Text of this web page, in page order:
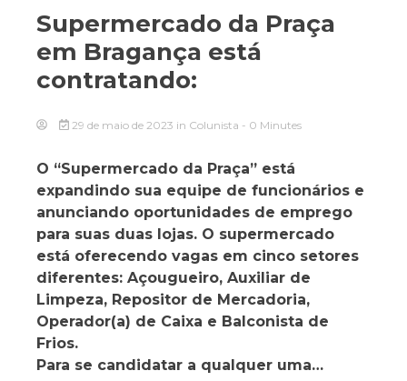
Supermercado da Praça
em Bragança está
contratando:
29 de maio de 2023 in Colunista - 0 Minutes
O “Supermercado da Praça” está
expandindo sua equipe de funcionários e
anunciando oportunidades de emprego
para suas duas lojas. O supermercado
está oferecendo vagas em cinco setores
diferentes: Açougueiro, Auxiliar de
Limpeza, Repositor de Mercadoria,
Operador(a) de Caixa e Balconista de
Frios.
Para se candidatar a qualquer uma…